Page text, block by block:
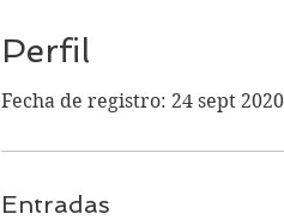
Perfil
Fecha de registro: 24 sept 2020
Entradas